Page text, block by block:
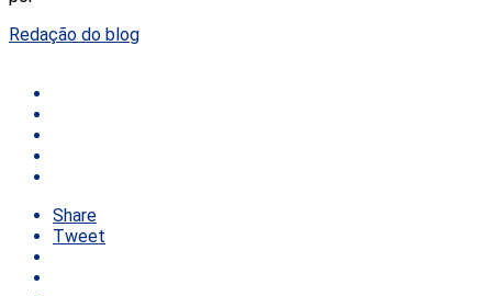
Redação do blog
Share
Tweet